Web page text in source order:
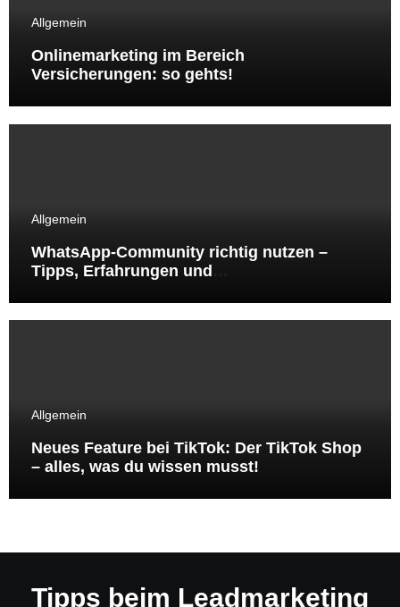
Allgemein
Onlinemarketing im Bereich
Versicherungen: so gehts!
Allgemein
WhatsApp-Community richtig nutzen –
Tipps, Erfahrungen und
Marketing-Praxis
Allgemein
Neues Feature bei TikTok: Der TikTok Shop
– alles, was du wissen musst!
Tipps beim Leadmarketing